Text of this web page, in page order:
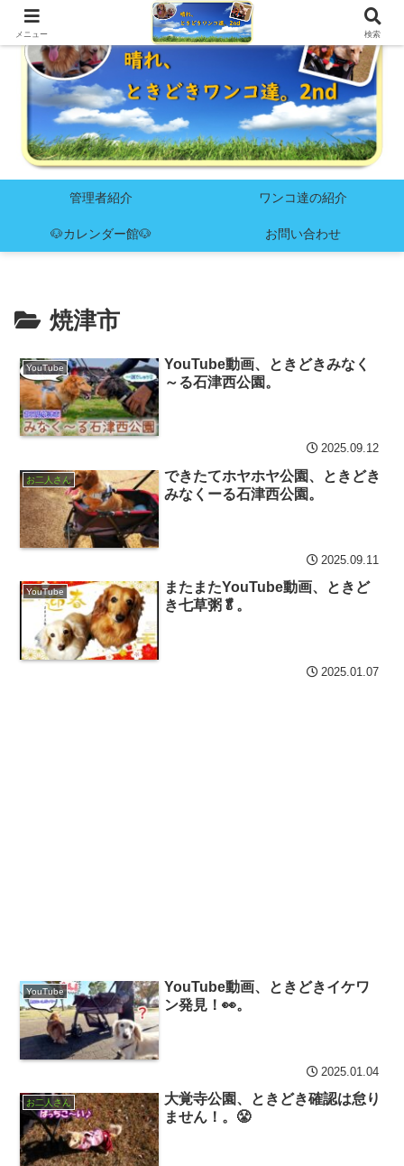
管理者紹介 ワンコ達の紹介
🐶カレンダー館🐶 お問い合わせ
焼津市
YouTube
YouTube動画、ときどきみなく
～る石津西公園。
2025.09.12
お二人さん
できたてホヤホヤ公園、ときどき
みなくーる石津西公園。
2025.09.11
YouTube
またまたYouTube動画、ときど
き七草粥🥬。
2025.01.07
YouTube
YouTube動画、ときどきイケワ
ン発見！👀。
2025.01.04
お二人さん
大覚寺公園、ときどき確認は怠り
ません！。😤
メニュー 検索